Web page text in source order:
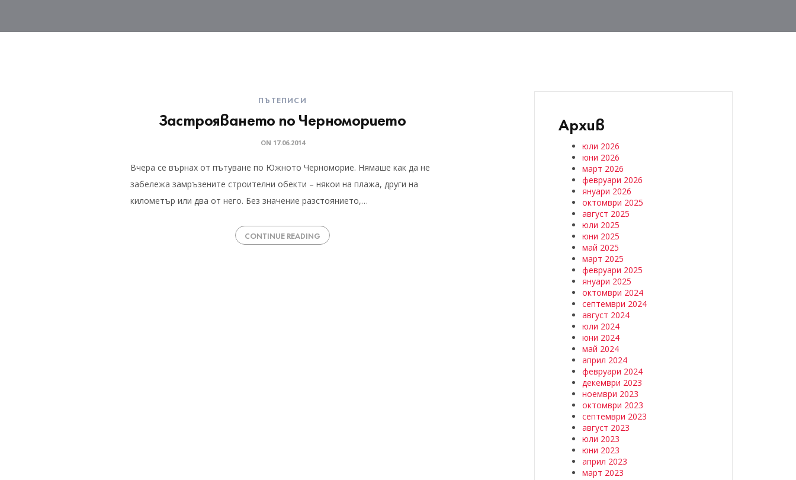
ПЪТЕПИСИ
Застрояването по Черноморието
ON 17.06.2014
Вчера се върнах от пътуване по Южното Черноморие. Нямаше как да не
забележа замръзените строителни обекти – някои на плажа, други на
километър или два от него. Без значение разстоянието,…
CONTINUE READING
Архив
юли 2026
юни 2026
март 2026
февруари 2026
януари 2026
октомври 2025
август 2025
юли 2025
юни 2025
май 2025
март 2025
февруари 2025
януари 2025
октомври 2024
септември 2024
август 2024
юли 2024
юни 2024
май 2024
април 2024
февруари 2024
декември 2023
ноември 2023
октомври 2023
септември 2023
август 2023
юли 2023
юни 2023
април 2023
март 2023